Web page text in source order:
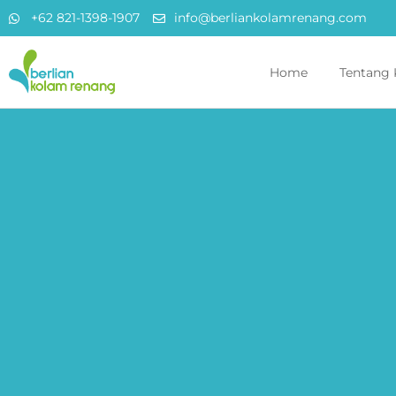
+62 821-1398-1907 info@berliankolamrenang.com
Home Tentang